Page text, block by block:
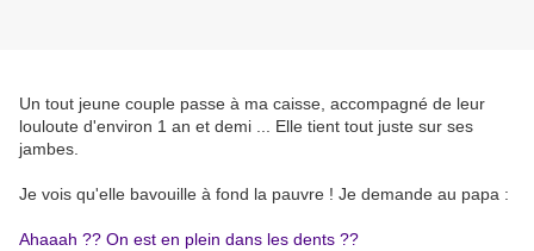
Un tout jeune couple passe à ma caisse, accompagné de leur
louloute d'environ 1 an et demi ... Elle tient tout juste sur ses
jambes.
Je vois qu'elle bavouille à fond la pauvre ! Je demande au papa :
Ahaaah ?? On est en plein dans les dents ??